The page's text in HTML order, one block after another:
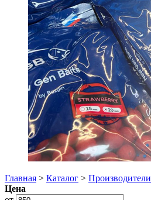
Главная > Каталог > Производители
Цена